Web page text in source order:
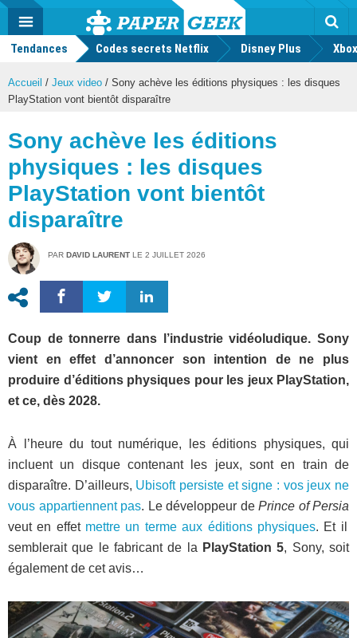
Actu
geek
MENU
Tendances Codes secrets Netflix Disney Plus
Accueil / Jeux video / Sony achève les éditions physiques : les disques
PlayStation vont bientôt disparaître
Sony achève les éditions
physiques : les disques
PlayStation vont bientôt
disparaître
PAR DAVID LAURENT LE 2 JUILLET 2026
Coup de tonnerre dans l’industrie vidéoludique. Sony
vient en effet d’annoncer son intention de ne plus
produire d’éditions physiques pour les jeux PlayStation,
et ce, dès 2028.
À l’heure du tout numérique, les éditions physiques, qui
incluent un disque contenant les jeux, sont en train de
disparaître. D’ailleurs, Ubisoft persiste et signe : vos jeux ne
vous appartiennent pas. Le développeur de Prince of Persia
veut en effet mettre un terme aux éditions physiques. Et il
semblerait que le fabricant de la PlayStation 5, Sony, soit
également de cet avis…
Mode
FacebookTwitter Youtube